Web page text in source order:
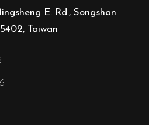
E. Rd., Songshan
Taiwan